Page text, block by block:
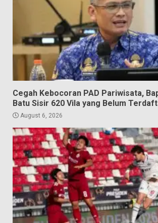
Cegah Kebocoran PAD Pariwisata,
Batu Sisir 620 Vila yang Belum
August 6, 2026